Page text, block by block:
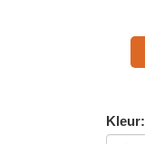
Kleur: